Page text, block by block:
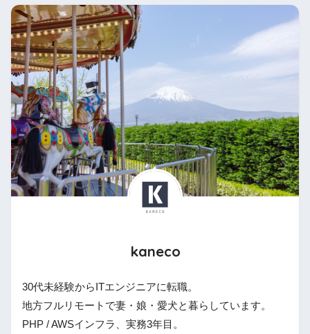
kaneco
30代未経験からITエンジニアに転職。
地方フルリモートで妻・娘・愛犬と暮らしています。
PHP / AWSインフラ、実務3年目。